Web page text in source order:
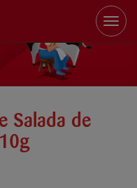
Toggle
Salada de